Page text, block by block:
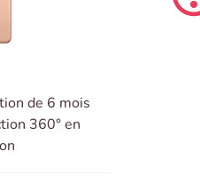
de 6 mois
360° en